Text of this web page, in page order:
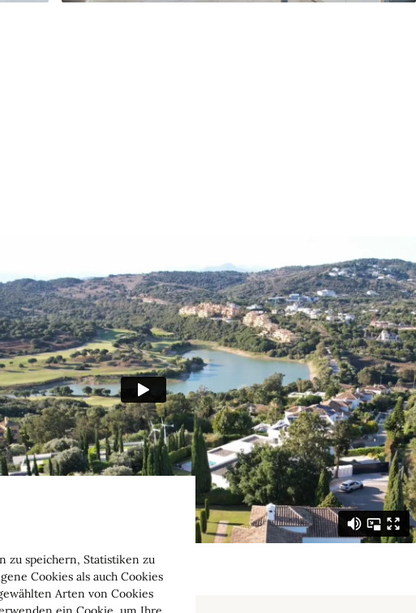
zu speichern, Statistiken zu
Cookies als auch Cookies
Arten von Cookies